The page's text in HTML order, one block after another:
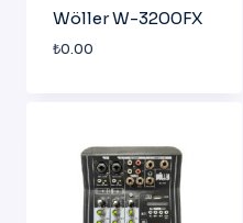
Wöller W-3200FX
₺0.00